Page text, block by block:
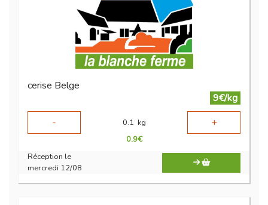
cerise Belge
9€/kg
-
0.1 kg +
0.9€
Réception le
mercredi 12/08